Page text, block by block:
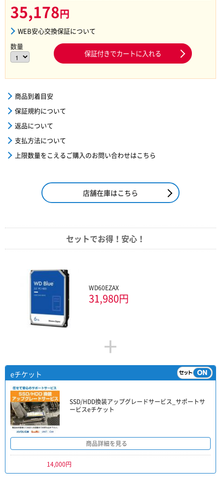
35,178円
WEB安心交換保証について
数量
保証付きでカートに入れる
商品到着目安
保証規約について
返品について
支払方法について
上限数量をこえるご購入のお問い合わせはこちら
店舗在庫はこちら
セットでお得！安心！
WD60EZAX
31,980円
+
eチケット
SSD/HDD換装アップグレードサービス_サポートサ
ービスeチケット
商品詳細を見る
14,000円